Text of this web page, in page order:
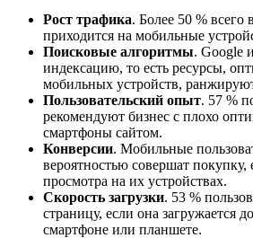
Рост трафика. Более 50 % всего
приходится на мобильные
Поисковые алгоритмы. Google
индексацию, то есть ресурсы,
мобильных устройств,
Пользовательский опыт. 57 %
рекомендуют бизнес с плохо
смартфоны сайтом.
Конверсии. Мобильные
вероятностью совершат покупку,
просмотра на их устройствах.
Скорость загрузки. 53 %
страницу, если она загружается
смартфоне или планшете.